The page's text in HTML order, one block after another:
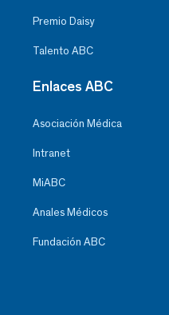
Premio Daisy
Talento ABC
Enlaces ABC
Asociación Médica
Intranet
MiABC
Anales Médicos
Fundación ABC